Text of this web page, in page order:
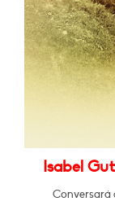
Isabel
Conversará